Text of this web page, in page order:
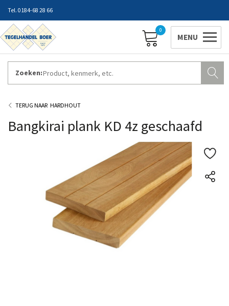
0184-68 28 66
0
Zoeken:
ZAKELIJK INLOGGEN
HARDHOUT
Bangkirai plank KD 4z geschaafd